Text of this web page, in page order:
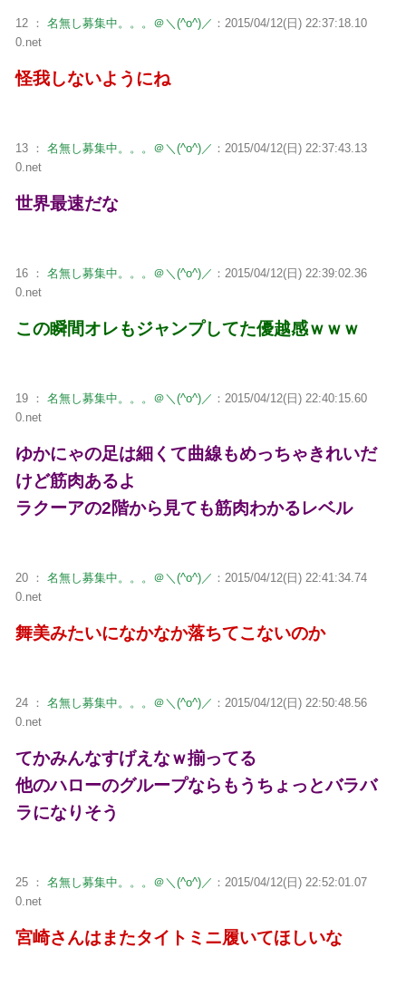
12 ： 名無し募集中。。。＠＼(^o^)／ ：2015/04/12(日) 22:37:18.10
0.net
怪我しないようにね
13 ： 名無し募集中。。。＠＼(^o^)／ ：2015/04/12(日) 22:37:43.13
0.net
世界最速だな
16 ： 名無し募集中。。。＠＼(^o^)／ ：2015/04/12(日) 22:39:02.36
0.net
この瞬間オレもジャンプしてた優越感ｗｗｗ
19 ： 名無し募集中。。。＠＼(^o^)／ ：2015/04/12(日) 22:40:15.60
0.net
ゆかにゃの足は細くて曲線もめっちゃきれいだ
けど筋肉あるよ
ラクーアの2階から見ても筋肉わかるレベル
20 ： 名無し募集中。。。＠＼(^o^)／ ：2015/04/12(日) 22:41:34.74
0.net
舞美みたいになかなか落ちてこないのか
24 ： 名無し募集中。。。＠＼(^o^)／ ：2015/04/12(日) 22:50:48.56
0.net
てかみんなすげえなｗ揃ってる
他のハローのグループならもうちょっとバラバ
ラになりそう
25 ： 名無し募集中。。。＠＼(^o^)／ ：2015/04/12(日) 22:52:01.07
0.net
宮崎さんはまたタイトミニ履いてほしいな